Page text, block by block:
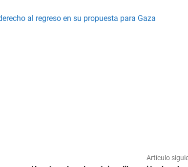
al regreso en su propuesta para Gaza
Artículo